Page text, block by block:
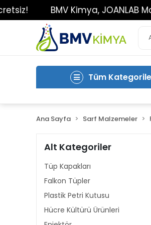
BMV Kimya, JOANLAB
Tüm
Ana Sayfa Sarf Malzemeler
Alt Kategoriler
Tüp Kapakları
Falkon Tüpler
Plastik Petri Kutusu
Hücre Kültürü Ürünleri